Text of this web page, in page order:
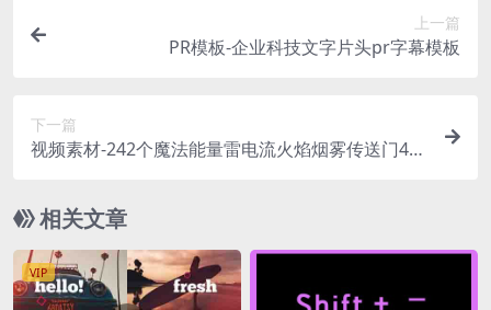
上一篇
PR模板-企业科技文字片头pr字幕模板
下一篇
视频素材-242个魔法能量雷电流火焰烟雾传送门4K
相关文章
VIP